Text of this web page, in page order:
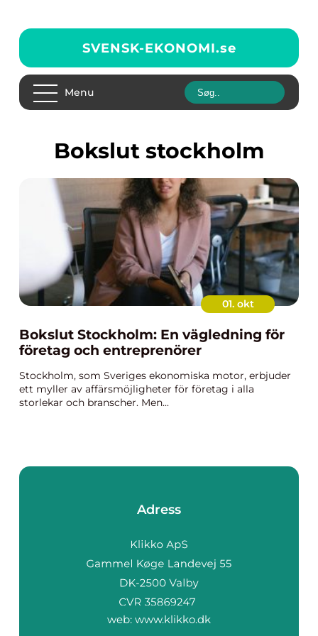
SVENSK-EKONOMI.se
Menu
bokslut stockholm
01. okt
Bokslut Stockholm: En vägledning för
företag och entreprenörer
Stockholm, som Sveriges ekonomiska motor, erbjuder
ett myller av affärsmöjligheter för företag i alla
storlekar och branscher. Men...
Adress
web: www.klikko.dk